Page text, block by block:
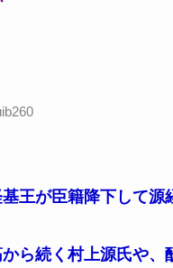
王が臣籍降下して
ら続く村上源氏や